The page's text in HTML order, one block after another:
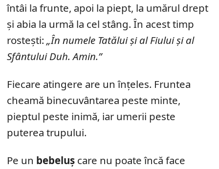
întâi la frunte, apoi la piept, la umărul drept
și abia la urmă la cel stâng. În acest timp
rostești: „În numele Tatălui și al Fiului și al
Sfântului Duh. Amin.”
Fiecare atingere are un înțeles. Fruntea
cheamă binecuvântarea peste minte,
pieptul peste inimă, iar umerii peste
puterea trupului.
Pe un bebeluș care nu poate încă face